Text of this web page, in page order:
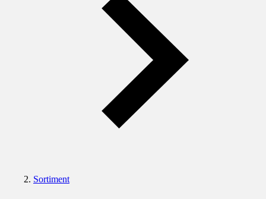
Sortiment